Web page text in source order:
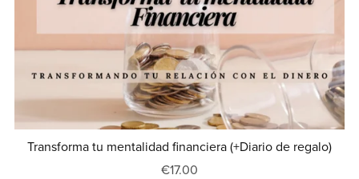
Transforma tu mentalidad financiera (+Diario de regalo)
€17.00